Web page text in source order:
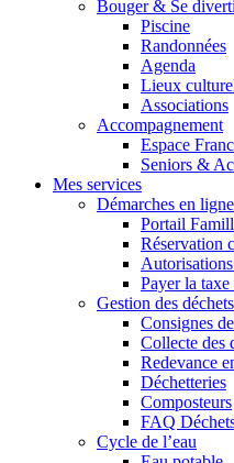
Bouger & Se
Piscine
Randonnées
Agenda
Lieux
Associations
Accompagnement
Espace
Seniors &
Mes services
Démarches en ligne
Portail
Réservation
Payer la taxe
Gestion des déchets
Consignes
Collecte des
Redevance
Déchetteries
Composteurs
FAQ
Cycle de l’eau